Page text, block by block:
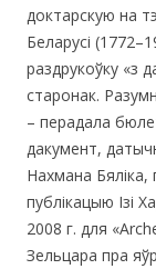
доктарскую на
Беларусі
раздрукоўку «з
старонак.
– перадала
дакумент,
Нахмана
публікацыю Ізі
2008 г. для
Зельцара пра